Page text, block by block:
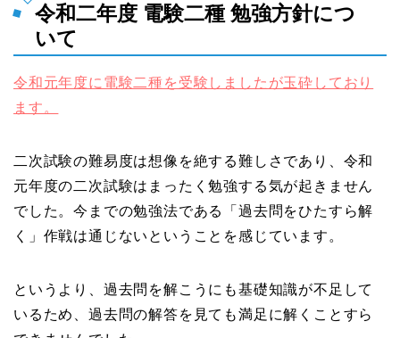
令和二年度 電験二種 勉強方針につ
いて
令和元年度に電験二種を受験しましたが玉砕しており
ます。
二次試験の難易度は想像を絶する難しさであり、令和
元年度の二次試験はまったく勉強する気が起きません
でした。今までの勉強法である「過去問をひたすら解
く」作戦は通じないということを感じています。
というより、過去問を解こうにも基礎知識が不足して
いるため、過去問の解答を見ても満足に解くことすら